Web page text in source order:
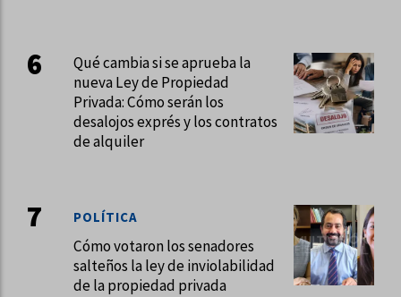
Qué cambia si se aprueba la
nueva Ley de Propiedad
Privada: Cómo serán los
desalojos exprés y los contratos
de alquiler
Cómo votaron los senadores
salteños la ley de inviolabilidad
de la propiedad privada
POLÍTICA